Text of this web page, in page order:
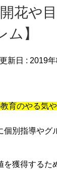
花や
】
新日 : 2019年
育のやる気
個別指導やグ
を獲得するた